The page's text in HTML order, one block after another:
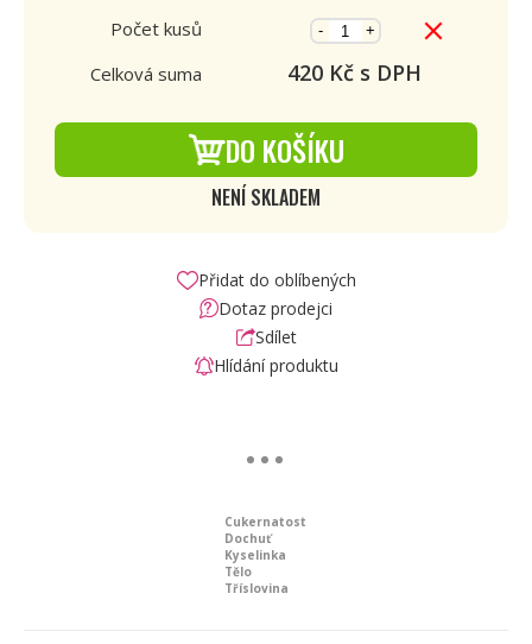
Počet kusů
- +
Celková suma 420 Kč s DPH
DO KOŠÍKU
NENÍ SKLADEM
Přidat do oblíbených
Dotaz prodejci
Sdílet
Hlídání produktu
Cukernatost
Dochuť
Kyselinka
Tělo
Tříslovina